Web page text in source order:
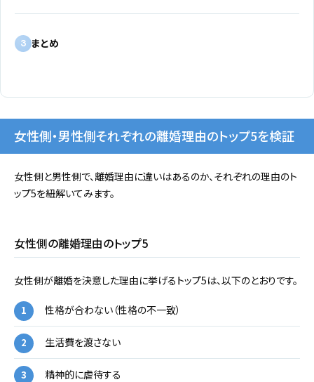
3 まとめ
女性側・男性側それぞれの離婚理由のトップ5を検証
女性側と男性側で、離婚理由に違いはあるのか、それぞれの理由のト
ップ5を紐解いてみます。
女性側の離婚理由のトップ5
女性側が離婚を決意した理由に挙げるトップ5は、以下のとおりです。
性格が合わない（性格の不一致）
生活費を渡さない
精神的に虐待する